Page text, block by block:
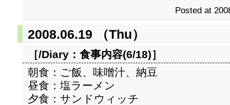
Posted at
2008.06.19 （Thu）
［/Diary： 食事内容(6/18)］
朝食：ご飯、味噌汁、納豆
昼食：塩ラーメン
夕食：サンドウィッチ